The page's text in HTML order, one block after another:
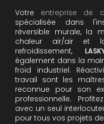
Votre entreprise de
spécialisée dans
réversible murale, la
chaleur air/air et
refroidissement,
également dans la
froid industriel.
travail sont les
reconnue pour son
professionnelle.
avec un seul
pour tous vos projets